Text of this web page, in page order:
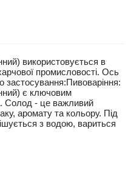
використовується в
промисловості. Ось
застосування:Пивоваріння:
є ключовим
Солод - це важливий
аромату та кольору. Під
з водою, вариться